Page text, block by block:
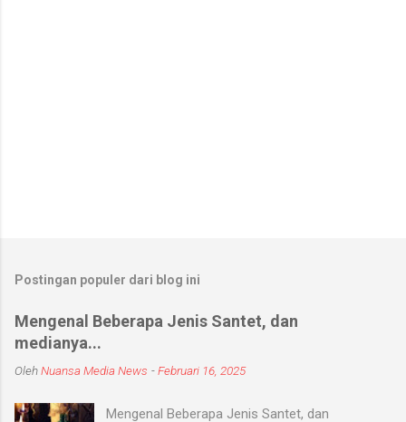
Postingan populer dari blog ini
Mengenal Beberapa Jenis Santet, dan
medianya...
OlehNuansa Media News -Februari 16, 2025
Mengenal Beberapa Jenis Santet, dan